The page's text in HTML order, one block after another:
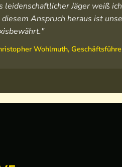
leidenschaftlicher Jäger weiß
diesem Anspruch heraus ist
Wohlmuth,